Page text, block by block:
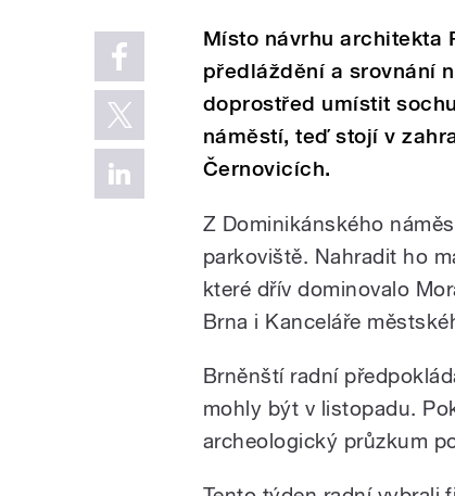
Místo návrhu architekta
předláždění a srovnání
doprostřed umístit
náměstí, teď stojí v
Černovicích.
Z Dominikánského
parkoviště. Nahradit ho
které dřív dominovalo
Brna i Kanceláře
Brněnští radní
mohly být v listopadu.
archeologický průzkum